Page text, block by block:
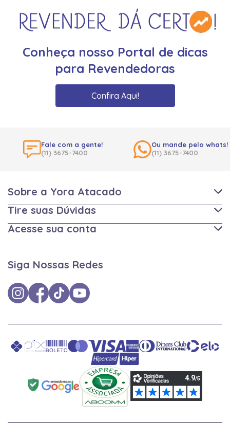
Conheça nosso Portal de dicas
para Revendedoras
Confira Aqui!
Fale com a gente!
(11) 3675-7400
Ou mande pelo whats!
(11) 3675-7400
Sobre a Yora Atacado
Tire suas Dúvidas
Acesse sua conta
Siga Nossas Redes